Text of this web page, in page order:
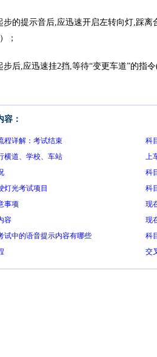
步的提示音后,应迅速开启左转向灯,踩
；
步后,应迅速挂2挡,等待“变更车道”的指
容：
程详解：考试结束
科
横道、学校、车站
上
科
灯光考试项目
科
事项
现
容
现
试中的语音提示内容有哪些
科
交